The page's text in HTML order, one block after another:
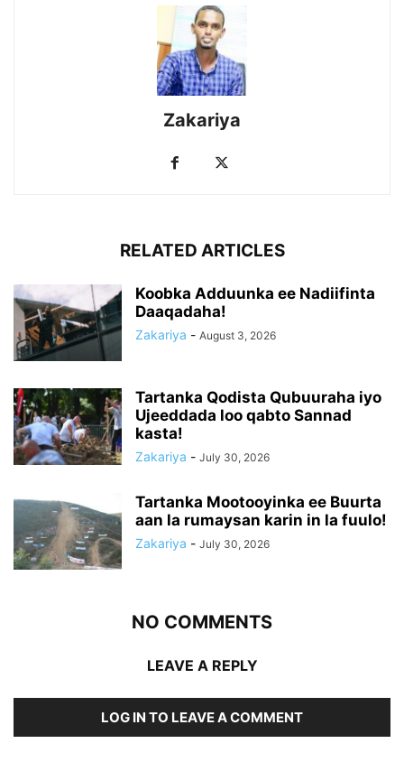
Zakariya
RELATED ARTICLES
Koobka Adduunka ee Nadiifinta
Daaqadaha!
Zakariya - August 3, 2026
Tartanka Qodista Qubuuraha iyo
Ujeeddada loo qabto Sannad
kasta!
Zakariya - July 30, 2026
Tartanka Mootooyinka ee Buurta
aan la rumaysan karin in la fuulo!
Zakariya - July 30, 2026
NO COMMENTS
LEAVE A REPLY
LOG IN TO LEAVE A COMMENT